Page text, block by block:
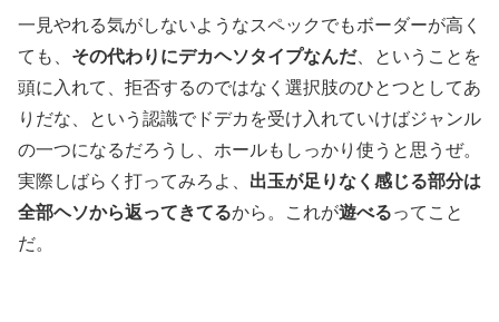
一見やれる気がしないようなスペックでもボーダーが高く
ても、 その代わりにデカヘソタイプなんだ、ということを
頭に入れて、拒否するのではなく選択肢のひとつとしてあ
りだな、という認識でドデカを受け入れていけばジャンル
の一つになるだろうし、ホールもしっかり使うと思うぜ。
実際しばらく打ってみろよ、 出玉が足りなく感じる部分は
全部ヘソから返ってきてるから。これが遊べるってこと
だ。